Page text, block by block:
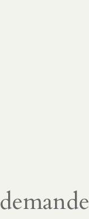
demande